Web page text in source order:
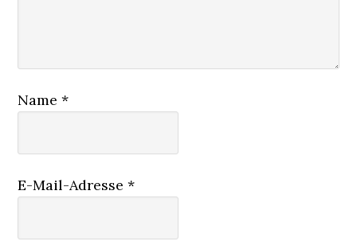
Name*
E-Mail-Adresse*